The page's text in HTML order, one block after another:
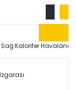
Kalorifer